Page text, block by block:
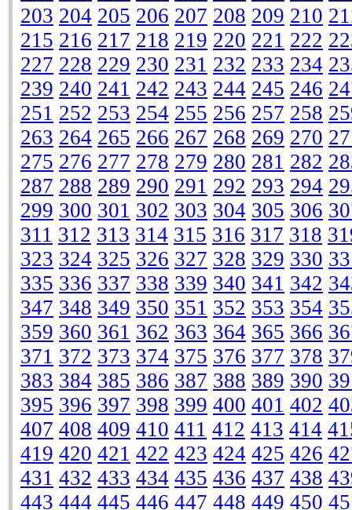
203 204 205 206 207 208 209 210
215 216 217 218 219 220 221 222
227 228 229 230 231 232 233 234
239 240 241 242 243 244 245 246
251 252 253 254 255 256 257 258
263 264 265 266 267 268 269 270
275 276 277 278 279 280 281 282
287 288 289 290 291 292 293 294
299 300 301 302 303 304 305 306
311 312 313 314 315 316 317 318
323 324 325 326 327 328 329 330
335 336 337 338 339 340 341 342
347 348 349 350 351 352 353 354
359 360 361 362 363 364 365 366
371 372 373 374 375 376 377 378
383 384 385 386 387 388 389 390
395 396 397 398 399 400 401 402
407 408 409 410 411 412 413 414
419 420 421 422 423 424 425 426
431 432 433 434 435 436 437 438
443 444 445 446 447 448 449 450